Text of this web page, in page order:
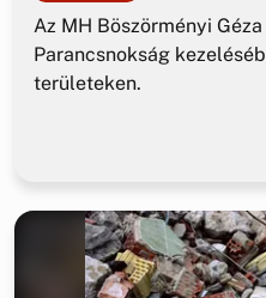
Az MH Böszörményi
Parancsnokság
területeken.